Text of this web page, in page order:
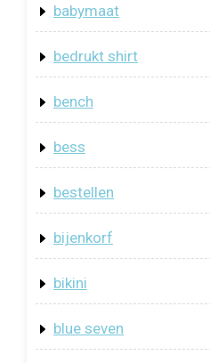
babymaat
bedrukt shirt
bench
bess
bestellen
bijenkorf
bikini
blue seven